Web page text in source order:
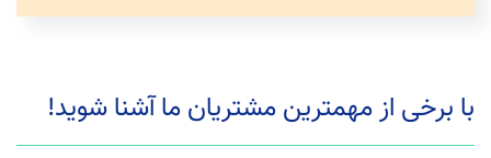
با برخی از مهمترین مشتریان ما آشنا شوید!